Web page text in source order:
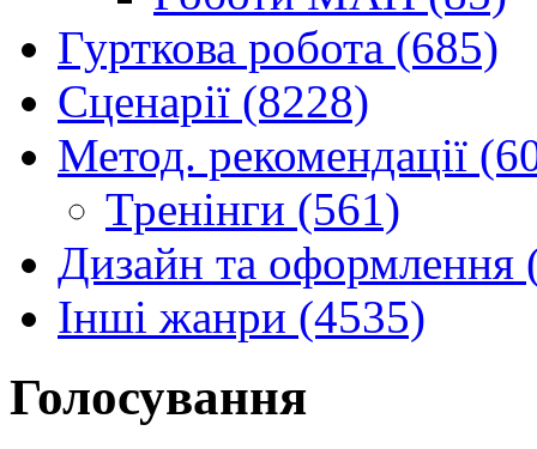
Гурткова робота (685)
Сценарії (8228)
Метод. рекомендації
Тренінги (561)
Дизайн та оформлення
Інші жанри (4535)
Голосування